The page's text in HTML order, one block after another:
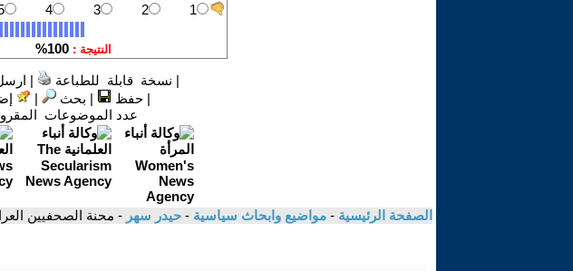
| نسخة قابلة للطباعة |
|حفظ | بحث |
عدد الموضوعات
الصفحة الرئيسية - مواضيع وابحاث سياسية - حيدر سهر - محنة الصحفيين